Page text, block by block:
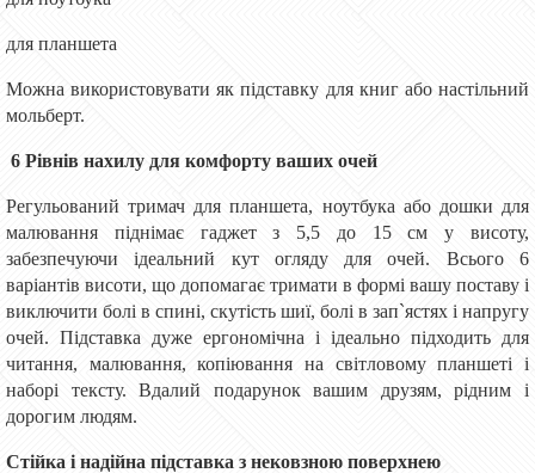
для планшета
Можна використовувати як підставку для книг або настільний
мольберт.
6 Рівнів нахилу для комфорту ваших очей
Регульований тримач для планшета, ноутбука або дошки для
малювання піднімає гаджет з 5,5 до 15 см у висоту,
забезпечуючи ідеальний кут огляду для очей. Всього 6
варіантів висоти, що допомагає тримати в формі вашу поставу і
виключити болі в спині, скутість шиї, болі в зап`ястях і напругу
очей. Підставка дуже ергономічна і ідеально підходить для
читання, малювання, копіювання на світловому планшеті і
наборі тексту. Вдалий подарунок вашим друзям, рідним і
дорогим людям.
Стійка і надійна підставка з нековзною поверхнею